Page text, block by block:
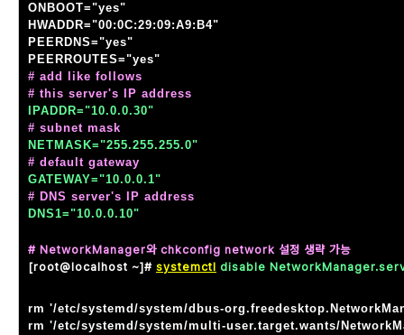
ONBOOT="yes"
HWADDR="00:0C:29:09:A9:B4"
PEERDNS="yes"
PEERROUTES="yes"
# add like follows
# this server's IP address
IPADDR="10.0.0.30"
# subnet mask
NETMASK="255.255.255.0"
# default gateway
GATEWAY="10.0.0.1"
# DNS server's IP address
DNS1="10.0.0.10"
# NetworkManager와 chkconfig network 설정 생략 가능
[root@localhost ~]# systemctl disable
rm '/etc/systemd/system/dbus-
rm '/etc/systemd/system/multi-user.target.wants/